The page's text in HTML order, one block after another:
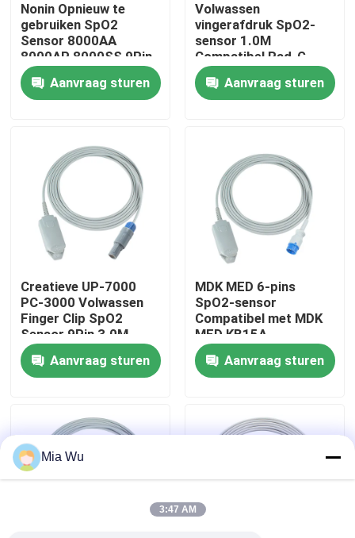
Huis
Ongeveer ons
Fabrieksreis
Kwaliteitscontrole
Contacteer ons
Nieuws
Gevallen
Verzoek om een Citaat
Nonin Opnieuw te
gebruiken SpO2
Sensor 8000AA
8000AP 8000SS 9Pin
7500 8800 Xpod 3012
de Volwassen Sonde
van de Vingerklem
Aanvraag sturen
Volwassen
vingerafdruk SpO2-
sensor 1.0M
Compatibel Rad-G
Direct
Aanvraag sturen
Creatieve UP-7000
PC-3000 Volwassen
Finger Clip SpO2
Sensor 9Pin 3.0M
SpO2 Probe
Aanvraag sturen
MDK MED 6-pins
SpO2-sensor
Compatibel met MDK
MED KB15A
Aanvraag sturen
Mia Wu
3:47 AM